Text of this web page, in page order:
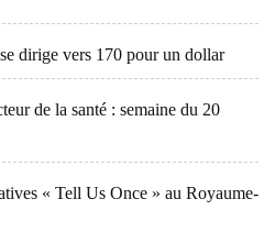
dirige vers 170 pour un dollar
de la santé : semaine du 20
« Tell Us Once » au Royaume-